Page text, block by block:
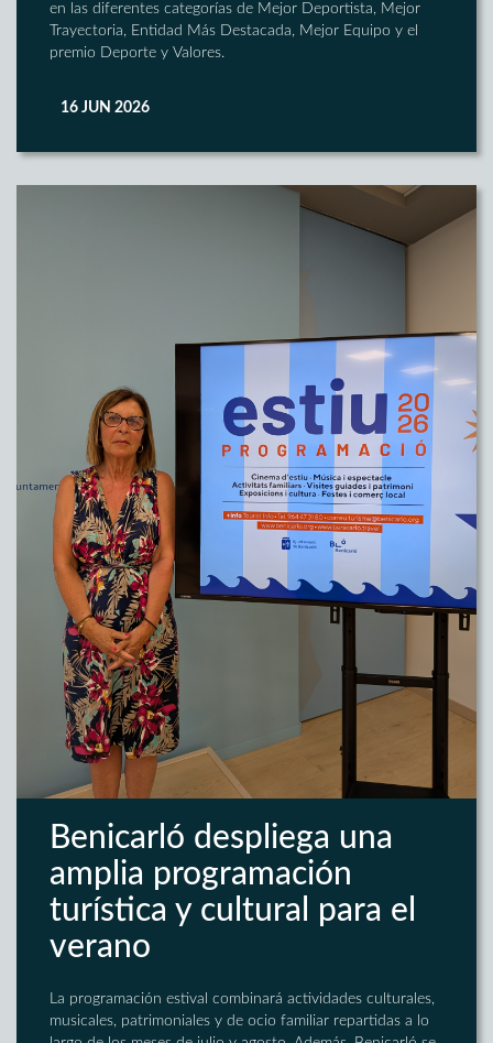
en las diferentes categorías de Mejor Deportista, Mejor
Trayectoria, Entidad Más Destacada, Mejor Equipo y el
premio Deporte y Valores.
16 JUN 2026
Benicarló despliega una
amplia programación
turística y cultural para el
verano
La programación estival combinará actividades culturales,
musicales, patrimoniales y de ocio familiar repartidas a lo